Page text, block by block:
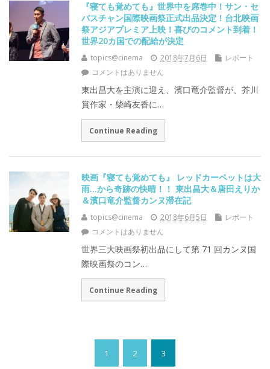
『寝ても覚めても』世界中を席巻中！サン・セ
バスチャン国際映画祭正式出品決定！台北映画
祭アジアプレミア上映！喜びのコメント到着！
世界20カ国での配給が決定
topics@cinema 2018年7月6日
レポート
コメントはありません
東出昌大を主演に迎え、濱口竜介監督が、芥川
賞作家・柴崎友香に…
Continue Reading
映画『寝ても覚めても』 レッドカーペットは大
雨…から奇跡の快晴！！ 東出昌大＆唐田えりか
＆濱口竜介監督カンヌ滞在記
topics@cinema 2018年6月5日
レポート
コメントはありません
世界三大映画祭初出品にして第 71 回カンヌ国
際映画祭のコン…
Continue Reading
1 2 3